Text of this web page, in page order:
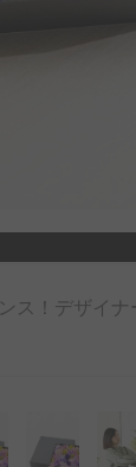
ス！デザイ